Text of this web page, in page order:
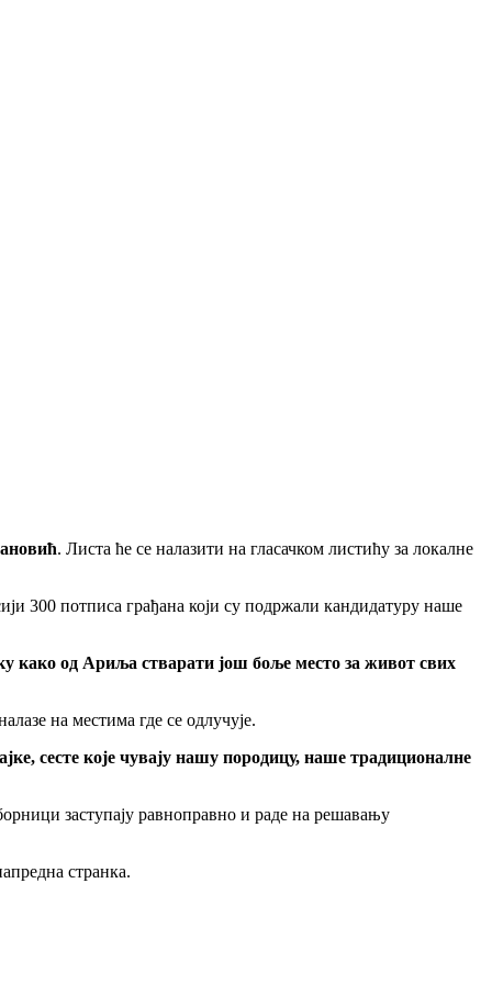
. Листа ће се налазити на гласачком листићу за локалне
300 потписа грађана који су подржали кандидатуру наше
како од Ариља стварати још боље место за живот свих
на местима где се одлучује.
сесте које чувају нашу породицу, наше традиционалне
заступају равноправно и раде на решавању
странка.